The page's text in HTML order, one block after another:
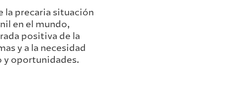
la precaria situación
en el mundo,
positiva de la
y a la necesidad
y oportunidades.